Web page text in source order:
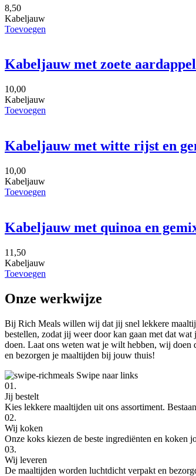
8,50
Kabeljauw
Toevoegen
Kabeljauw met zoete
10,00
Kabeljauw
Toevoegen
Kabeljauw met witte rijst en
10,00
Kabeljauw
Toevoegen
Kabeljauw met quinoa en
11,50
Kabeljauw
Toevoegen
Onze werkwijze
Bij Rich Meals willen wij dat jij snel lekkere
bestellen, zodat jij weer door kan gaan met dat wat
doen. Laat ons weten wat je wilt hebben, wij doen
en bezorgen je maaltijden bij jouw thuis!
Swipe naar links
01.
Jij bestelt
Kies lekkere maaltijden uit ons assortiment.
02.
Wij koken
Onze koks kiezen de beste ingrediënten en koken
03.
Wij leveren
De maaltijden worden luchtdicht verpakt en